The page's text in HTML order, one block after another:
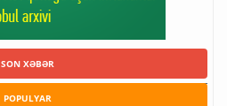
SON XƏBƏR
POPULYAR